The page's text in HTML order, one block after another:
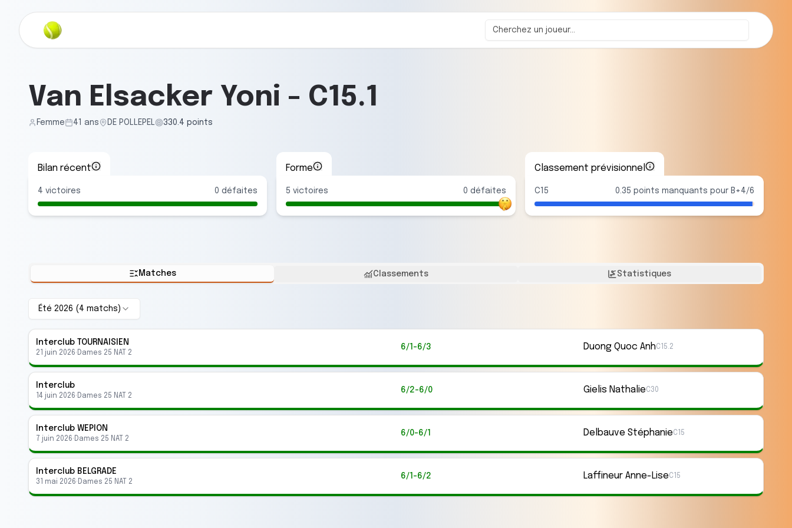
Van Elsacker Yoni - C15.1
Femme 41 ans DE POLLEPEL 330.4 points
Bilan récent
4 victoires 0 défaites
Forme
5 victoires 0 défaites
Classement prévisionnel
C15 0.35 points manquants pour B+4/6
Matches Classements Statistiques
Été 2026 ( 4 matchs )
Interclub TOURNAISIEN
21 juin 2026· Dames 25 NAT 2
6/1-6/3 Duong Quoc AnhC15.2
Interclub
14 juin 2026· Dames 25 NAT 2
6/2-6/0 Gielis NathalieC30
Interclub WEPION
7 juin 2026· Dames 25 NAT 2
6/0-6/1 Delbauve StéphanieC15
Interclub BELGRADE
31 mai 2026· Dames 25 NAT 2
6/1-6/2 Laffineur Anne-LiseC15